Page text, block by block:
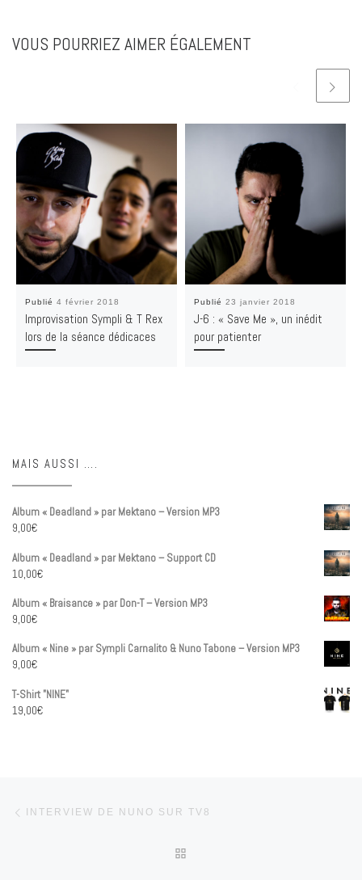
VOUS POURRIEZ AIMER ÉGALEMENT
Publié 4 février 2018
Improvisation Sympli & T Rex
lors de la séance dédicaces
Publié 23 janvier 2018
J-6 : « Save Me », un inédit
pour patienter
MAIS AUSSI ….
Album « Deadland » par Mektano – Version MP3
9,00€
Album « Deadland » par Mektano – Support CD
10,00€
Album « Braisance » par Don-T – Version MP3
9,00€
Album « Nine » par Sympli Carnalito & Nuno Tabone – Version MP3
9,00€
T-Shirt "NINE"
19,00€
Parcourir les articles
INTERVIEW DE NUNO SUR TV8